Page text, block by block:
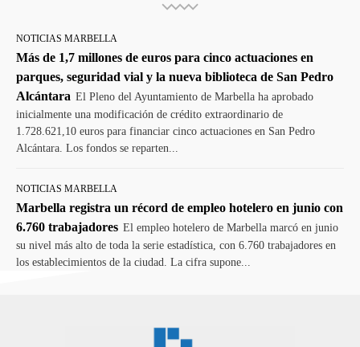
NOTICIAS MARBELLA
Más de 1,7 millones de euros para cinco actuaciones en
parques, seguridad vial y la nueva biblioteca de San Pedro
Alcántara El Pleno del Ayuntamiento de Marbella ha aprobado
inicialmente una modificación de crédito extraordinario de
1.728.621,10 euros para financiar cinco actuaciones en San Pedro
Alcántara. Los fondos se reparten...
NOTICIAS MARBELLA
Marbella registra un récord de empleo hotelero en junio con
6.760 trabajadores El empleo hotelero de Marbella marcó en junio
su nivel más alto de toda la serie estadística, con 6.760 trabajadores en
los establecimientos de la ciudad. La cifra supone...